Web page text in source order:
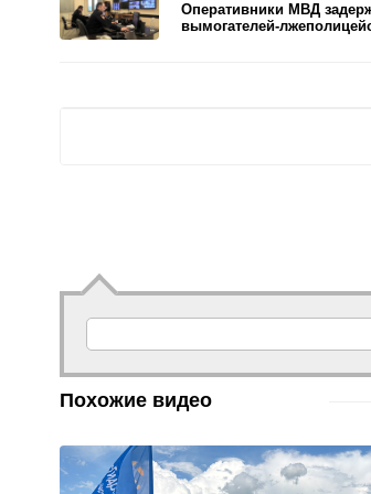
Оперативники МВД
вымогателей-
Похожие видео